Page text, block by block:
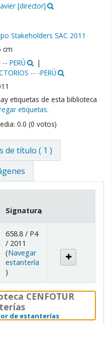
[director]
Stakeholders SAC 2011
cm
-- PERÚ
-- -PERÚ
etiquetas de esta biblioteca
etiquetas.
0.0 (0 votos)
de título ( 1 )
Signatura
658.8 / P4
/ 2011
(Navegar
estantería
(Abre debajo)
)
CENFOTUR
de estanterías(Oculta el